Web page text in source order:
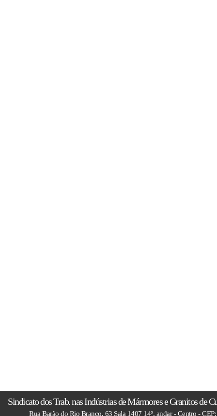
Sindicato dos Trab. nas Indústrias de Mármores e Granitos de
Rua Barão do Rio Branco, 63 Sala 1407 14º. andar - Centro -